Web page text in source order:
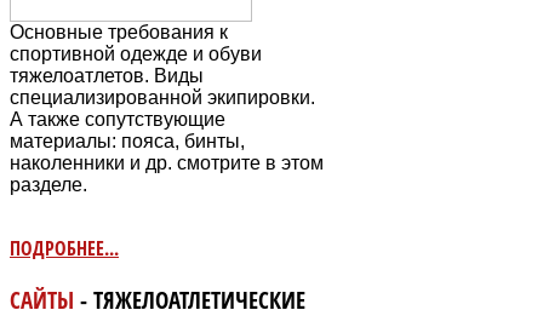
Основные требования к
спортивной одежде и обуви
тяжелоатлетов. Виды
специализированной экипировки.
А также сопутствующие
материалы: пояса, бинты,
наколенники и др. смотрите в этом
разделе.
ПОДРОБНЕЕ...
САЙТЫ - ТЯЖЕЛОАТЛЕТИЧЕСКИЕ